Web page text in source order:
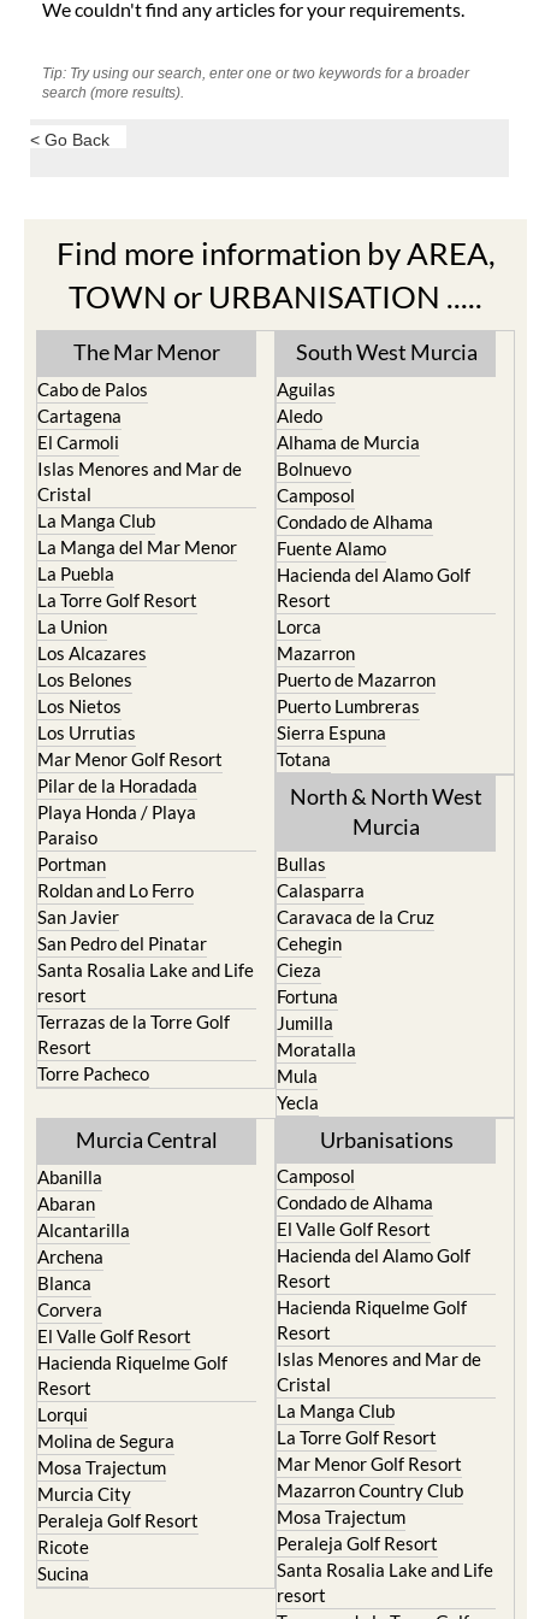
We couldn't find any articles for your requirements.
Tip: Try using our search, enter one or two keywords for a broader
search (more results).
< Go Back
Find more information by AREA,
TOWN or URBANISATION .....
The Mar Menor
Cabo de Palos
Cartagena
El Carmoli
Islas Menores and Mar de
Cristal
La Manga Club
La Manga del Mar Menor
La Puebla
La Torre Golf Resort
La Union
Los Alcazares
Los Belones
Los Nietos
Los Urrutias
Mar Menor Golf Resort
Pilar de la Horadada
Playa Honda / Playa
Paraiso
Portman
Roldan and Lo Ferro
San Javier
San Pedro del Pinatar
Santa Rosalia Lake and Life
resort
Terrazas de la Torre Golf
Resort
Torre Pacheco
South West Murcia
Aguilas
Aledo
Alhama de Murcia
Bolnuevo
Camposol
Condado de Alhama
Fuente Alamo
Hacienda del Alamo Golf
Resort
Lorca
Mazarron
Puerto de Mazarron
Puerto Lumbreras
Sierra Espuna
Totana
North & North West
Murcia
Bullas
Calasparra
Caravaca de la Cruz
Cehegin
Cieza
Fortuna
Jumilla
Moratalla
Mula
Yecla
Murcia Central
Abanilla
Abaran
Alcantarilla
Archena
Blanca
Corvera
El Valle Golf Resort
Hacienda Riquelme Golf
Resort
Lorqui
Molina de Segura
Mosa Trajectum
Murcia City
Peraleja Golf Resort
Ricote
Sucina
Urbanisations
Camposol
Condado de Alhama
El Valle Golf Resort
Hacienda del Alamo Golf
Resort
Hacienda Riquelme Golf
Resort
Islas Menores and Mar de
Cristal
La Manga Club
La Torre Golf Resort
Mar Menor Golf Resort
Mazarron Country Club
Mosa Trajectum
Peraleja Golf Resort
Santa Rosalia Lake and Life
resort